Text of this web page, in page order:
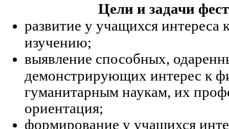
Цели и задачи
развитие у учащихся интереса
изучению;
выявление способных,
демонстрирующих интерес к
гуманитарным наукам, их
ориентация;
формирование у учащихся